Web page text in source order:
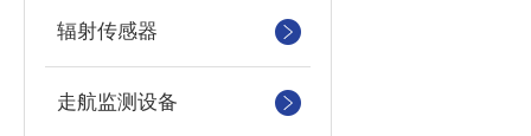
辐射传感器
走航监测设备